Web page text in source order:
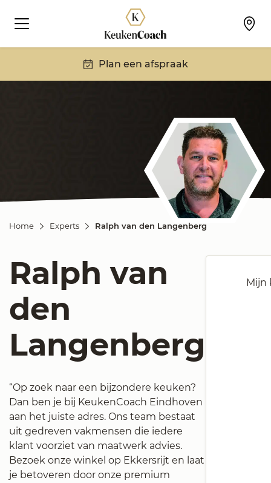
Plan een afspraak
Home Experts Ralph van den Langenberg
Ralph van
den
Langenberg
“Op zoek naar een bijzondere keuken?
Dan ben je bij KeukenCoach Eindhoven
aan het juiste adres. Ons team bestaat
uit gedreven vakmensen die iedere
klant voorziet van maatwerk advies.
Bezoek onze winkel op Ekkersrijt en laat
je betoveren door onze premium
Mijn